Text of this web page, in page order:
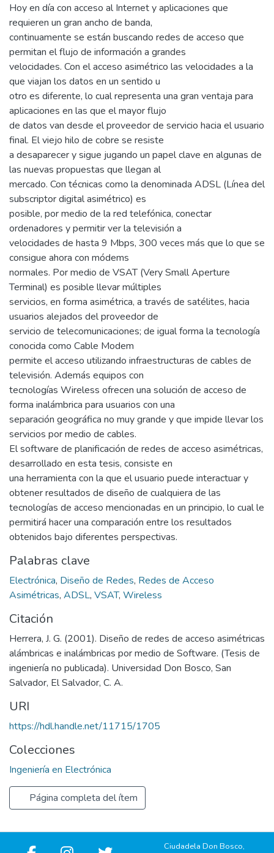
Hoy en día con acceso al Internet y aplicaciones que
requieren un gran ancho de banda,
continuamente se están buscando redes de acceso que
permitan el flujo de información a grandes
velocidades. Con el acceso asimétrico las velocidades a la
que viajan los datos en un sentido u
otro es diferente, lo cual representa una gran ventaja para
aplicaciones en las que el mayor flujo
de datos van desde el proveedor de servicio hacia el usuario
final. El viejo hilo de cobre se resiste
a desaparecer y sigue jugando un papel clave en algunas de
las nuevas propuestas que llegan al
mercado. Con técnicas como la denominada ADSL (Línea del
subscriptor digital asimétrico) es
posible, por medio de la red telefónica, conectar
ordenadores y permitir ver la televisión a
velocidades de hasta 9 Mbps, 300 veces más que lo que se
consigue ahora con módems
normales. Por medio de VSAT (Very Small Aperture
Terminal) es posible llevar múltiples
servicios, en forma asimétrica, a través de satélites, hacia
usuarios alejados del proveedor de
servicio de telecomunicaciones; de igual forma la tecnología
conocida como Cable Modem
permite el acceso utilizando infraestructuras de cables de
televisión. Además equipos con
tecnologías Wireless ofrecen una solución de acceso de
forma inalámbrica para usuarios con una
separación geográfica no muy grande y que impide llevar los
servicios por medio de cables.
El software de planificación de redes de acceso asimétricas,
desarrollado en esta tesis, consiste en
una herramienta con la que el usuario puede interactuar y
obtener resultados de diseño de cualquiera de las
tecnologías de acceso mencionadas en un principio, lo cual le
permitirá hacer una comparación entre los resultados
obtenidos bajo diferentes perspectivas.
Palabras clave
Electrónica, Diseño de Redes, Redes de Acceso
Asimétricas, ADSL, VSAT, Wireless
Citación
Herrera, J. G. (2001). Diseño de redes de acceso asimétricas
alámbricas e inalámbricas por medio de Software. (Tesis de
ingeniería no publicada). Universidad Don Bosco, San
Salvador, El Salvador, C. A.
URI
https://hdl.handle.net/11715/1705
Colecciones
Ingeniería en Electrónica
Página completa del ítem
Ciudadela Don Bosco,